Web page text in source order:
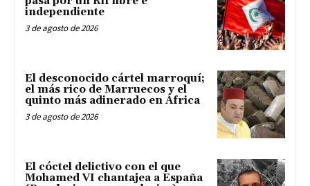
independiente
3 de agosto de 2026
El desconocido cártel marroquí;
el más rico de Marruecos y el
quinto más adinerado en África
3 de agosto de 2026
El cóctel delictivo con el que
Mohamed VI chantajea a España